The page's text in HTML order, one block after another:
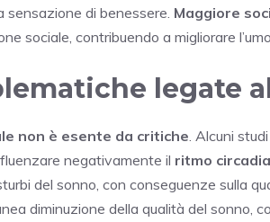
di benessere. Maggiore
sociale, contribuendo a migliorare
legate
non è esente da critiche . Alcuni
negativamente il ritmo
del sonno, con conseguenze sulla
diminuzione della qualità del sonno,